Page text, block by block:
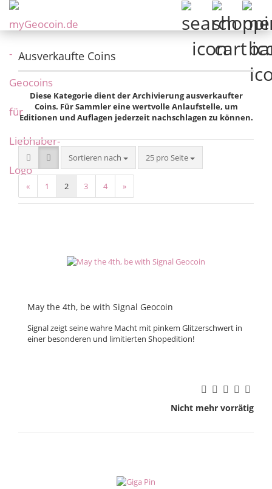
Ausverkaufte Coins
Diese Kategorie dient der Archivierung ausverkaufter
Coins. Für Sammler eine wertvolle Anlaufstelle, um
Editionen und Auflagen jederzeit nachschlagen zu können.
Sortieren nach
Sortieren nach 25 pro Seite
pro Seite
« 1 2 3 4 »
May the 4th, be with Signal Geocoin
Signal zeigt seine wahre Macht mit pinkem Glitzerschwert in
einer besonderen und limitierten Shopedition!
Nicht mehr vorrätig